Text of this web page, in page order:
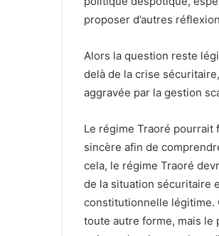
proposer d’autres
Alors la question reste
delà de la crise
aggravée par la gestion
Le régime Traoré pourrait
sincère afin de
cela, le régime Traoré
de la situation sécuritaire
constitutionnelle légitime.
toute autre forme, mais le